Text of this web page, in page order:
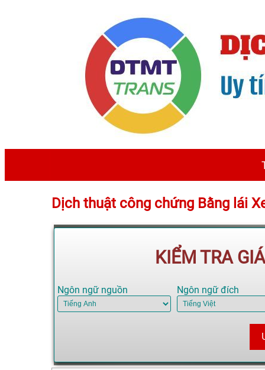
Dịch thuật công chứng Bằng lái
KIỂM TRA
Ngôn ngữ nguồn Ngôn ngữ đích